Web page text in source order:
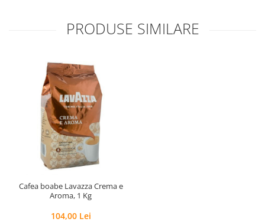
PRODUSE SIMILARE
Cafea boabe Lavazza Crema e
Aroma, 1 Kg
104,00 Lei